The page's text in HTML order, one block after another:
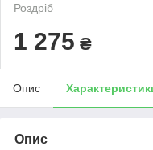
Роздріб
1 275 ₴
Опис
Опис